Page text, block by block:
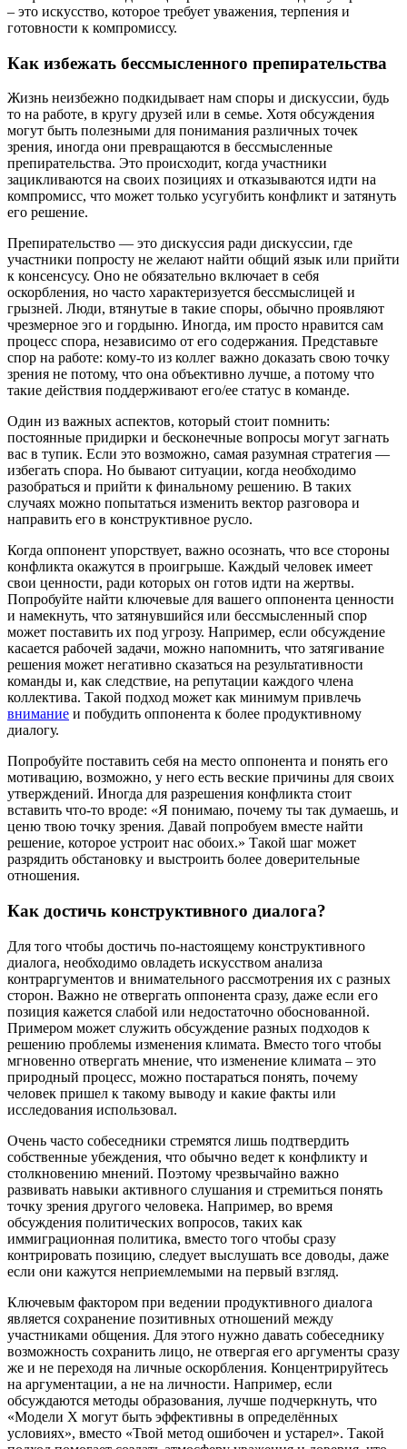
– это искусство, которое требует уважения, терпения и
готовности к компромиссу.
Как избежать бессмысленного препирательства
Жизнь неизбежно подкидывает нам споры и дискуссии, будь
то на работе, в кругу друзей или в семье. Хотя обсуждения
могут быть полезными для понимания различных точек
зрения, иногда они превращаются в бессмысленные
препирательства. Это происходит, когда участники
зацикливаются на своих позициях и отказываются идти на
компромисс, что может только усугубить конфликт и затянуть
его решение.
Препирательство — это дискуссия ради дискуссии, где
участники попросту не желают найти общий язык или прийти
к консенсусу. Оно не обязательно включает в себя
оскорбления, но часто характеризуется бессмыслицей и
грызней. Люди, втянутые в такие споры, обычно проявляют
чрезмерное эго и гордыню. Иногда, им просто нравится сам
процесс спора, независимо от его содержания. Представьте
спор на работе: кому-то из коллег важно доказать свою точку
зрения не потому, что она объективно лучше, а потому что
такие действия поддерживают его/ее статус в команде.
Один из важных аспектов, который стоит помнить:
постоянные придирки и бесконечные вопросы могут загнать
вас в тупик. Если это возможно, самая разумная стратегия —
избегать спора. Но бывают ситуации, когда необходимо
разобраться и прийти к финальному решению. В таких
случаях можно попытаться изменить вектор разговора и
направить его в конструктивное русло.
Когда оппонент упорствует, важно осознать, что все стороны
конфликта окажутся в проигрыше. Каждый человек имеет
свои ценности, ради которых он готов идти на жертвы.
Попробуйте найти ключевые для вашего оппонента ценности
и намекнуть, что затянувшийся или бессмысленный спор
может поставить их под угрозу. Например, если обсуждение
касается рабочей задачи, можно напомнить, что затягивание
решения может негативно сказаться на результативности
команды и, как следствие, на репутации каждого члена
коллектива. Такой подход может как минимум привлечь
внимание и побудить оппонента к более продуктивному
диалогу.
Попробуйте поставить себя на место оппонента и понять его
мотивацию, возможно, у него есть веские причины для своих
утверждений. Иногда для разрешения конфликта стоит
вставить что-то вроде: «Я понимаю, почему ты так думаешь, и
ценю твою точку зрения. Давай попробуем вместе найти
решение, которое устроит нас обоих.» Такой шаг может
разрядить обстановку и выстроить более доверительные
отношения.
Как достичь конструктивного диалога?
Для того чтобы достичь по-настоящему конструктивного
диалога, необходимо овладеть искусством анализа
контраргументов и внимательного рассмотрения их с разных
сторон. Важно не отвергать оппонента сразу, даже если его
позиция кажется слабой или недостаточно обоснованной.
Примером может служить обсуждение разных подходов к
решению проблемы изменения климата. Вместо того чтобы
мгновенно отвергать мнение, что изменение климата – это
природный процесс, можно постараться понять, почему
человек пришел к такому выводу и какие факты или
исследования использовал.
Очень часто собеседники стремятся лишь подтвердить
собственные убеждения, что обычно ведет к конфликту и
столкновению мнений. Поэтому чрезвычайно важно
развивать навыки активного слушания и стремиться понять
точку зрения другого человека. Например, во время
обсуждения политических вопросов, таких как
иммиграционная политика, вместо того чтобы сразу
контрировать позицию, следует выслушать все доводы, даже
если они кажутся неприемлемыми на первый взгляд.
Ключевым фактором при ведении продуктивного диалога
является сохранение позитивных отношений между
участниками общения. Для этого нужно давать собеседнику
возможность сохранить лицо, не отвергая его аргументы сразу
же и не переходя на личные оскорбления. Концентрируйтесь
на аргументации, а не на личности. Например, если
обсуждаются методы образования, лучше подчеркнуть, что
«Модели X могут быть эффективны в определённых
условиях», вместо «Твой метод ошибочен и устарел». Такой